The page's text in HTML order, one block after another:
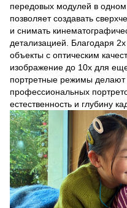
передовых модулей в
позволяет создавать
и снимать
детализацией. Благодаря
объекты с оптическим
изображение до 10x для
портретные режимы делают
профессиональных
естественность и глубину